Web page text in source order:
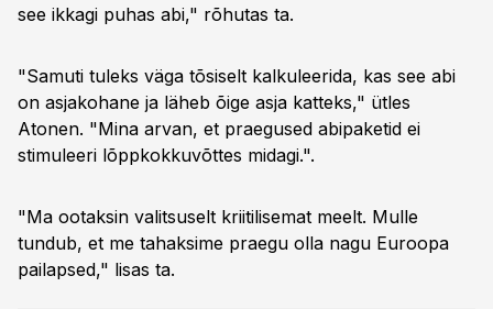
see ikkagi puhas abi," rõhutas ta.
"Samuti tuleks väga tõsiselt kalkuleerida, kas see abi
on asjakohane ja läheb õige asja katteks," ütles
Atonen. "Mina arvan, et praegused abipaketid ei
stimuleeri lõppkokkuvõttes midagi.".
"Ma ootaksin valitsuselt kriitilisemat meelt. Mulle
tundub, et me tahaksime praegu olla nagu Euroopa
pailapsed," lisas ta.